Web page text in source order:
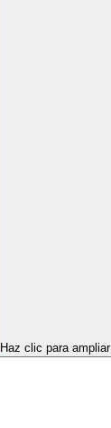
Haz clic para ampliar